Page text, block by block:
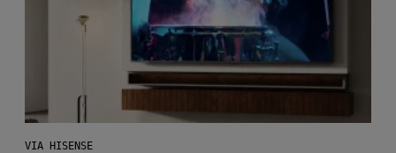
VIA HISENSE